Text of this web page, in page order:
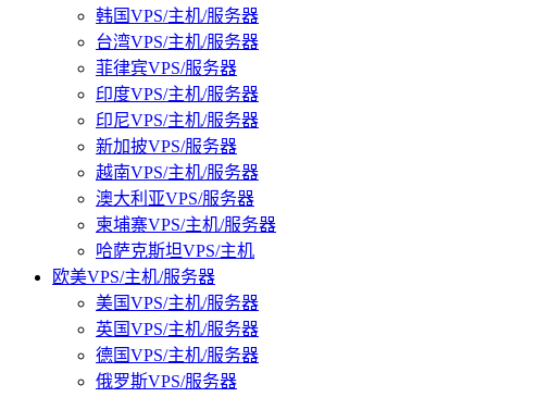
韩国VPS/主机/服务器
台湾VPS/主机/服务器
菲律宾VPS/服务器
印度VPS/主机/服务器
印尼VPS/主机/服务器
新加披VPS/服务器
越南VPS/主机/服务器
澳大利亚VPS/服务器
柬埔寨VPS/主机/服务器
哈萨克斯坦VPS/主机
欧美VPS/主机/服务器
美国VPS/主机/服务器
英国VPS/主机/服务器
德国VPS/主机/服务器
俄罗斯VPS/服务器